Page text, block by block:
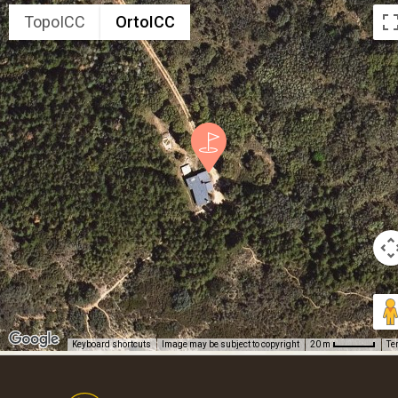
TopoICC OrtoICC
Keyboard shortcuts Image may be subject to copyright 20 m